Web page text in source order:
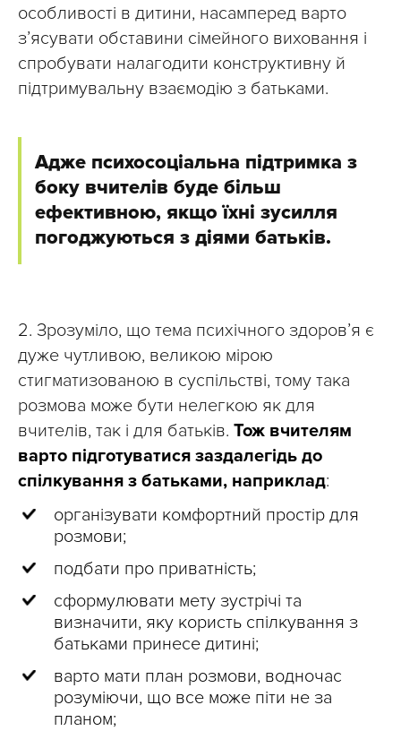
особливості в дитини, насамперед варто
з’ясувати обставини сімейного виховання і
спробувати налагодити конструктивну й
підтримувальну взаємодію з батьками.
Адже психосоціальна підтримка з
боку вчителів буде більш
ефективною, якщо їхні зусилля
погоджуються з діями батьків.
2. Зрозуміло, що тема психічного здоров’я є
дуже чутливою, великою мірою
стигматизованою в суспільстві, тому така
розмова може бути нелегкою як для
вчителів, так і для батьків. Тож вчителям
варто підготуватися заздалегідь до
спілкування з батьками, наприклад:
організувати комфортний простір для
розмови;
подбати про приватність;
сформулювати мету зустрічі та
визначити, яку користь спілкування з
батьками принесе дитині;
варто мати план розмови, водночас
розуміючи, що все може піти не за
планом;